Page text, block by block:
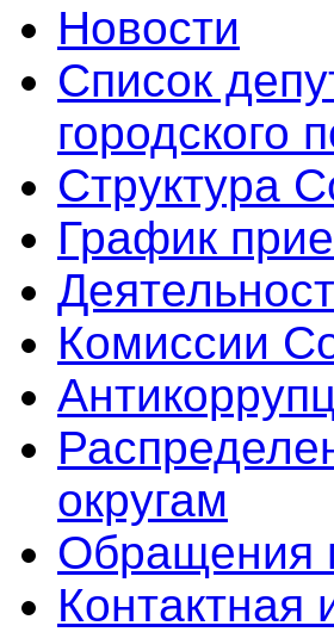
Новости
Список
городского
Структура
График
Комиссии
округам
Обращения